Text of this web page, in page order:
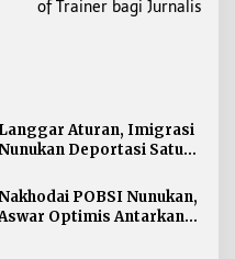
of Trainer bagi Jurnalis
Langgar Aturan, Imigrasi
Deportasi Satu
POBSI Nunukan,
Optimis Antarkan